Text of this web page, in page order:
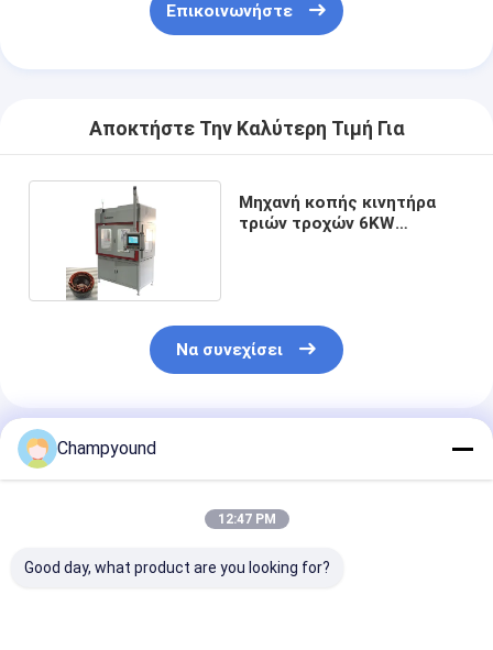
Επικοινωνήστε
Αποκτήστε Την Καλύτερη Τιμή Για
Μηχανή κοπής κινητήρα
τριών τροχών 6KW
Να συνεχίσει
Συνιστώμενα Προϊόντα
Champyound
12:47 PM
Good day, what product are you looking for?